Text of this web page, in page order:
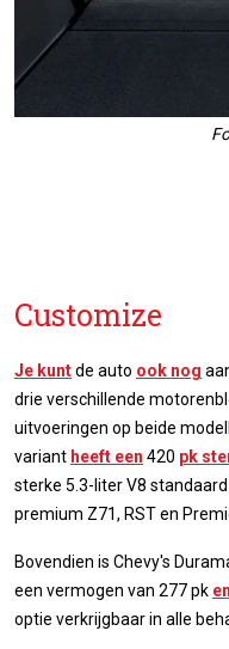
Customize
Je kuntde auto ook nog
drie verschillende
uitvoeringen op beide
variant heeft een 420 pk
sterke 5.3-liter V8
premium Z71, RST en
Bovendien is Chevy's
een vermogen van 277 pk
optie verkrijgbaar in alle